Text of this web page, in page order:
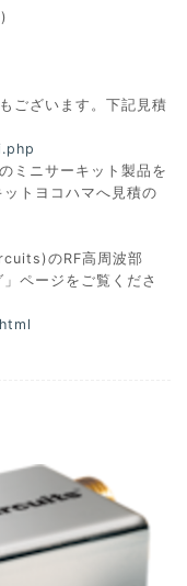
ございます。下記見積
ミニサーキット製品を
トヨコハマへ見積の
のRF高周波部
ページをご覧くださ